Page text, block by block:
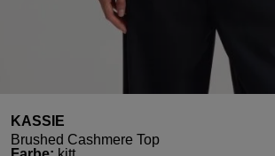
KASSIE
Brushed Cashmere Top
auswählen